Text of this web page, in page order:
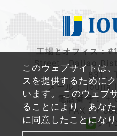
このウェブサイトは
スを提供するために
います。 このウェブ
ることにより、あな
に同意したことになり
工場とオフィス：
Street、Daliao
831、
メール：
電話番号：+
FAX：+
ライ